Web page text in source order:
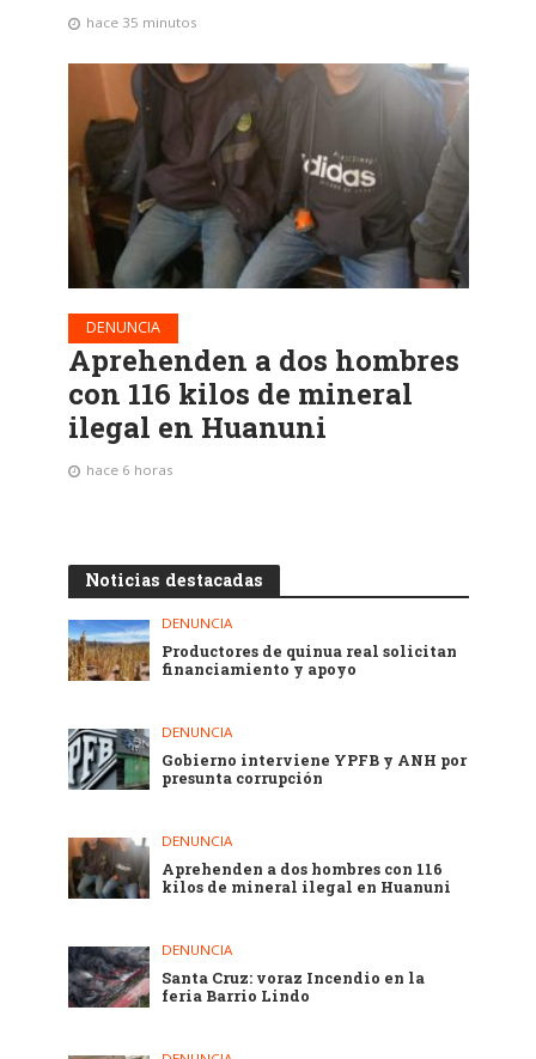
hace 35 minutos
DENUNCIA
Aprehenden a dos hombres
con 116 kilos de mineral
ilegal en Huanuni
hace 6 horas
Noticias destacadas
DENUNCIA
Productores de quinua real solicitan
financiamiento y apoyo
DENUNCIA
Gobierno interviene YPFB y ANH por
presunta corrupción
DENUNCIA
Aprehenden a dos hombres con 116
kilos de mineral ilegal en Huanuni
DENUNCIA
Santa Cruz: voraz Incendio en la
feria Barrio Lindo